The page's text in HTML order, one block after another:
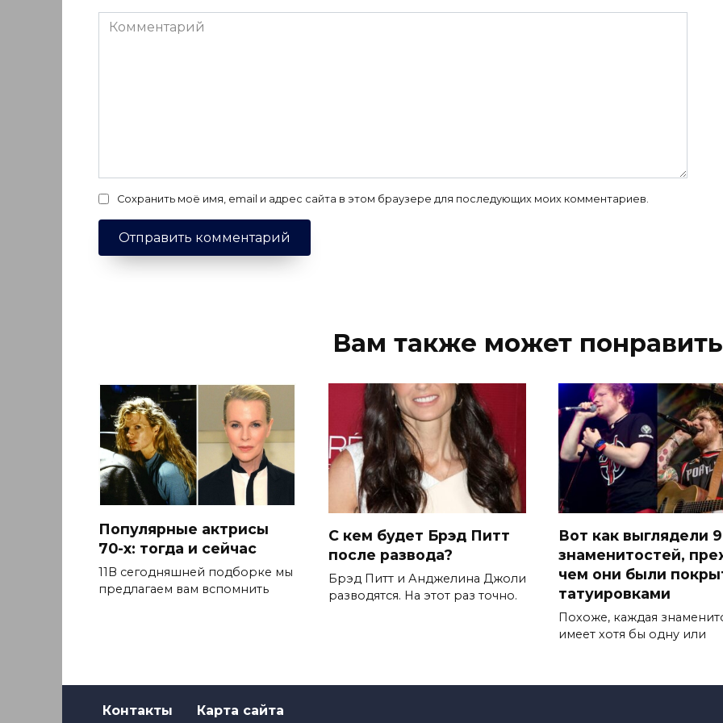
Комментарий
Сохранить моё имя, email и адрес сайта в этом браузере для последующих моих комментариев.
Вам также может
Популярные актрисы
70-х: тогда и сейчас
11В сегодняшней подборке мы
предлагаем вам вспомнить
С кем будет Брэд Питт
после развода?
Брэд Питт и Анджелина Джоли
разводятся. На этот раз точно.
Вот как выглядели 9
знаменитостей,
чем они были
татуировками
Похоже, каждая
имеет хотя бы одну или
Контакты Карта сайта